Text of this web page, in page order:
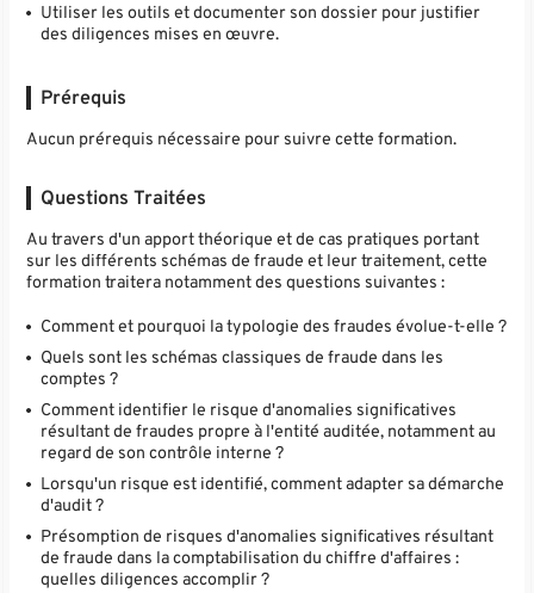
Utiliser les outils et documenter son dossier pour justifier
des diligences mises en œuvre.
Prérequis
Aucun prérequis nécessaire pour suivre cette formation.
Questions Traitées
Au travers d'un apport théorique et de cas pratiques portant
sur les différents schémas de fraude et leur traitement, cette
formation traitera notamment des questions suivantes :
Comment et pourquoi la typologie des fraudes évolue-t-elle ?
Quels sont les schémas classiques de fraude dans les
comptes ?
Comment identifier le risque d'anomalies significatives
résultant de fraudes propre à l'entité auditée, notamment au
regard de son contrôle interne ?
Lorsqu'un risque est identifié, comment adapter sa démarche
d'audit ?
Présomption de risques d'anomalies significatives résultant
de fraude dans la comptabilisation du chiffre d'affaires :
quelles diligences accomplir ?